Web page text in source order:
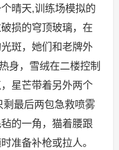
晴天,训练场模拟的
损的穹顶玻璃，在
斑，她们和老牌外
身，雪绒在二楼控制
星芒带着另外两个
最后两包急救喷雾
的一角，猫着腰跟
准备补枪或拉人。